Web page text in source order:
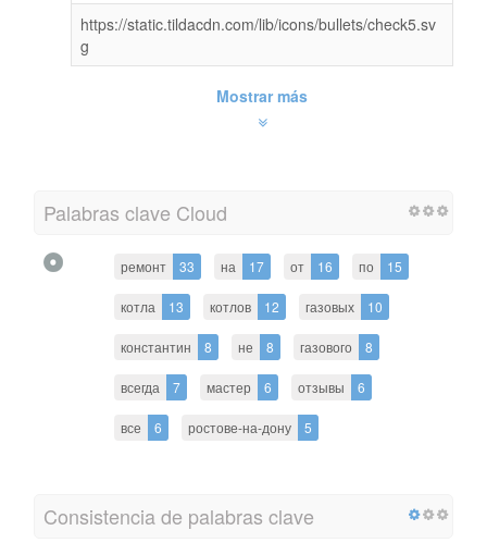
https://static.tildacdn.com/lib/icons/bullets/check5.sv
g
Mostrar más
Palabras clave Cloud
ремонт 33 на 17 от 16 по 15
котла 13 котлов 12 газовых 10
константин 8 не 8 газового 8
всегда 7 мастер 6 отзывы 6
все 6 ростове-на-дону 5
Consistencia de palabras clave